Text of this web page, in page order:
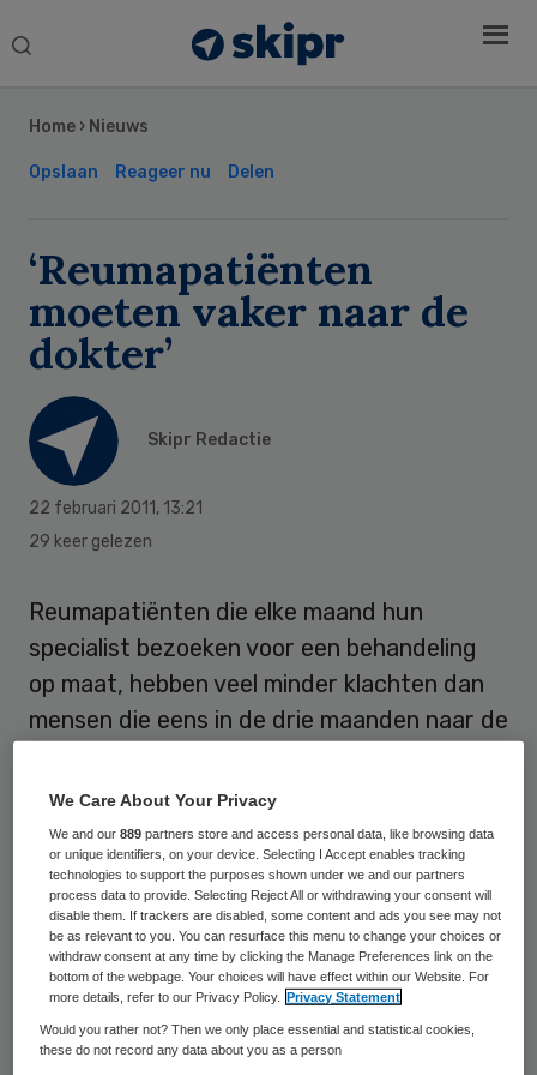
Search
Home › Nieuws
Opslaan Reageer nu Delen
‘Reumapatiënten
moeten vaker naar de
dokter’
Skipr Redactie
22 februari 2011, 13:21
29 keer gelezen
Reumapatiënten die elke maand hun
specialist bezoeken voor een behandeling
op maat, hebben veel minder klachten dan
mensen die eens in de drie maanden naar de
bewegingswetenschapper Marije Bakker
van het Universitair Medisch Centrum
Utrecht in een studie waarop ze donderdag
promoveert.
Intensieve controle
Zeker als de ziekte net is geconstateerd, is
Sidebar
We Care About Your Privacy
We and our889 partners store and access personal data, like browsing data
or unique identifiers, on your device. Selecting I Accept enables tracking
technologies to support the purposes shown under we and our partners
process data to provide. Selecting Reject All or withdrawing your consent will
disable them. If trackers are disabled, some content and ads you see may not
be as relevant to you. You can resurface this menu to change your choices or
withdraw consent at any time by clicking the Manage Preferences link on the
bottom of the webpage. Your choices will have effect within our Website. For
more details, refer to our Privacy Policy.
Privacy Statement
Would you rather not? Then we only place essential and statistical cookies,
these do not record any data about you as a person